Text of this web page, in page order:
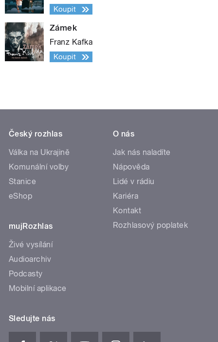
Koupit
Zámek
Franz Kafka
Koupit
Český rozhlas
Válka na Ukrajině
Komunální volby
Stanice
eShop
mujRozhlas
Živé vysílání
Audioarchiv
Podcasty
Mobilní aplikace
O nás
Jak nás naladíte
Nápověda
Lidé v rádiu
Kariéra
Kontakt
Rozhlasový poplatek
Sledujte nás